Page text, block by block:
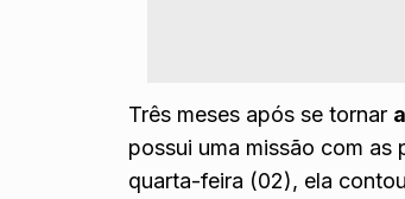
Três meses após se tornar
possui uma missão com as
quarta-feira (02), ela